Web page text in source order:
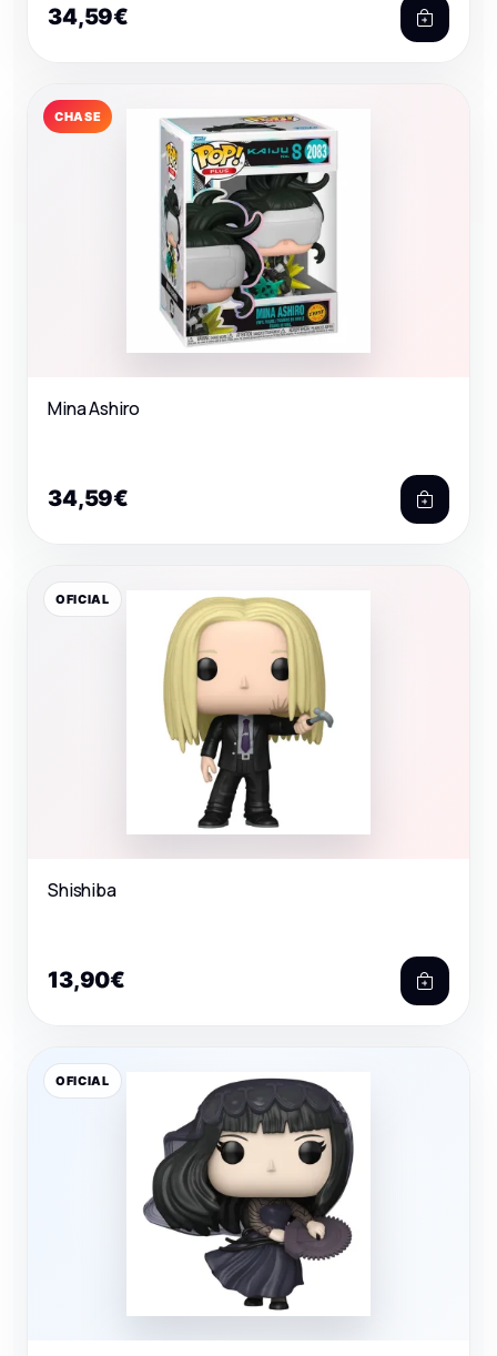
34,59€
CHASE
Mina Ashiro
34,59€
OFICIAL
Shishiba
13,90€
OFICIAL